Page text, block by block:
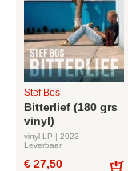
Stef Bos
Bitterlief (180 grs
vinyl)
vinyl LP | 2023
Leverbaar
€ 27,50